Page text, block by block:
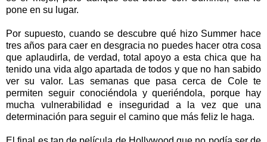
pone en su lugar.
Por supuesto, cuando se descubre qué hizo Summer hace
tres años para caer en desgracia no puedes hacer otra cosa
que aplaudirla, de verdad, total apoyo a esta chica que ha
tenido una vida algo apartada de todos y que no han sabido
ver su valor. Las semanas que pasa cerca de Cole te
permiten seguir conociéndola y queriéndola, porque hay
mucha vulnerabilidad e inseguridad a la vez que una
determinación para seguir el camino que más feliz le haga.